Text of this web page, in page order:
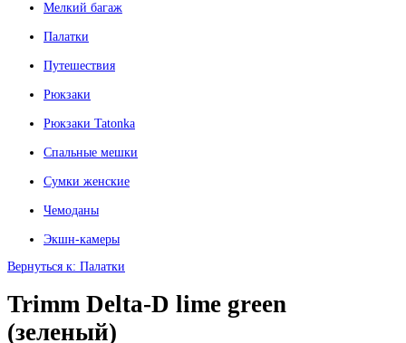
Мелкий багаж
Палатки
Путешествия
Рюкзаки
Рюкзаки Tatonka
Спальные мешки
Сумки женские
Чемоданы
Экшн-камеры
Вернуться к: Палатки
Trimm Delta-D lime green
(зеленый)